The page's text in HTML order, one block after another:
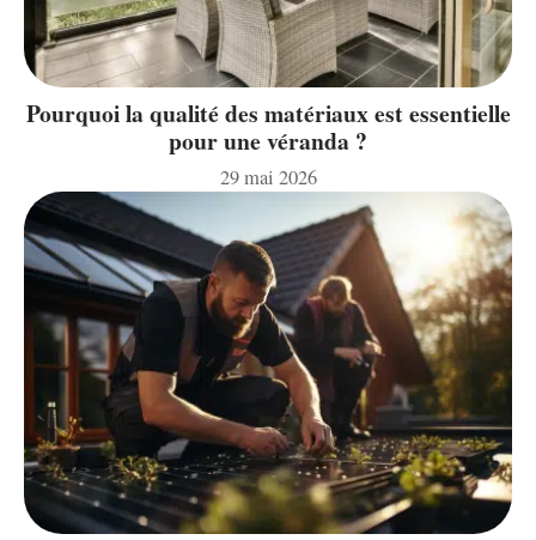
Pourquoi la qualité des matériaux est essentielle
pour une véranda ?
29 mai 2026